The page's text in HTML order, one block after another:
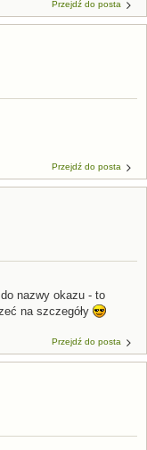
Przejdź do posta
Przejdź do posta
nazwy okazu - to
na szczegóły
Przejdź do posta